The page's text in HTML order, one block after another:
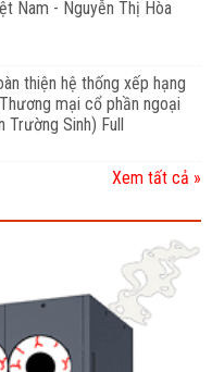
Nam - Nguyễn Thị Hòa
thiện hệ thống xếp hạng
mại cổ phần ngoại
Trường Sinh) Full
Xem tất cả »